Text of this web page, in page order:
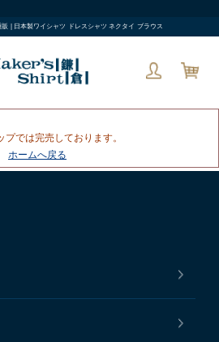
販 | 日本製ワイシャツ ドレスシャツ ネクタイ ブラウス
では完売しております。
ホームへ戻る